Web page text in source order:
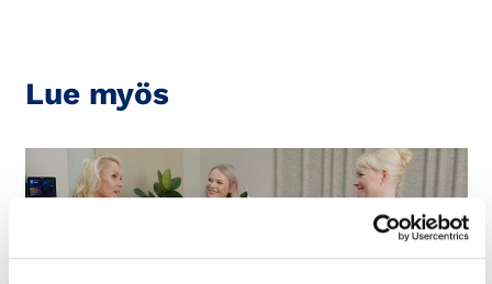
Lue myös